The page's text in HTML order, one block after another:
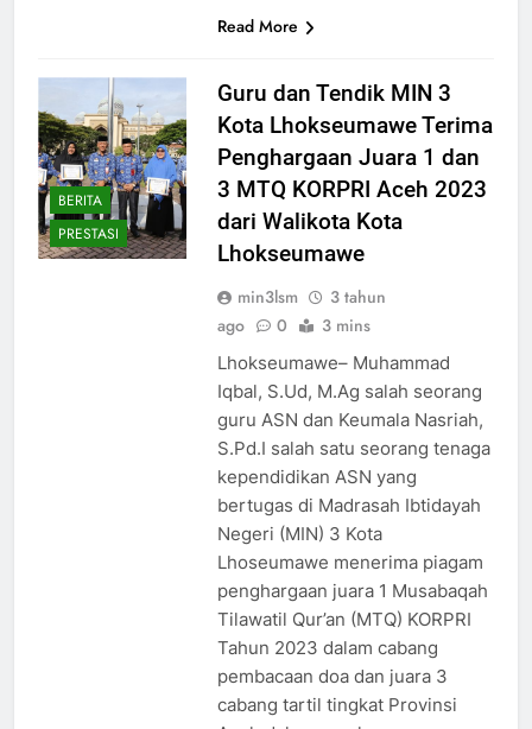
Read More
BERITA
PRESTASI
Guru dan Tendik MIN 3
Kota Lhokseumawe Terima
Penghargaan Juara 1 dan
3 MTQ KORPRI Aceh 2023
dari Walikota Kota
Lhokseumawe
min3lsm
3 tahun
ago
0 3 mins
Lhokseumawe– Muhammad
Iqbal, S.Ud, M.Ag salah seorang
guru ASN dan Keumala Nasriah,
S.Pd.I salah satu seorang tenaga
kependidikan ASN yang
bertugas di Madrasah Ibtidayah
Negeri (MIN) 3 Kota
Lhoseumawe menerima piagam
penghargaan juara 1 Musabaqah
Tilawatil Qur’an (MTQ) KORPRI
Tahun 2023 dalam cabang
pembacaan doa dan juara 3
cabang tartil tingkat Provinsi